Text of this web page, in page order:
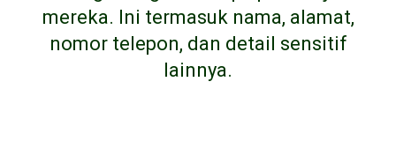
mereka. Ini termasuk nama, alamat,
nomor telepon, dan detail sensitif
lainnya.